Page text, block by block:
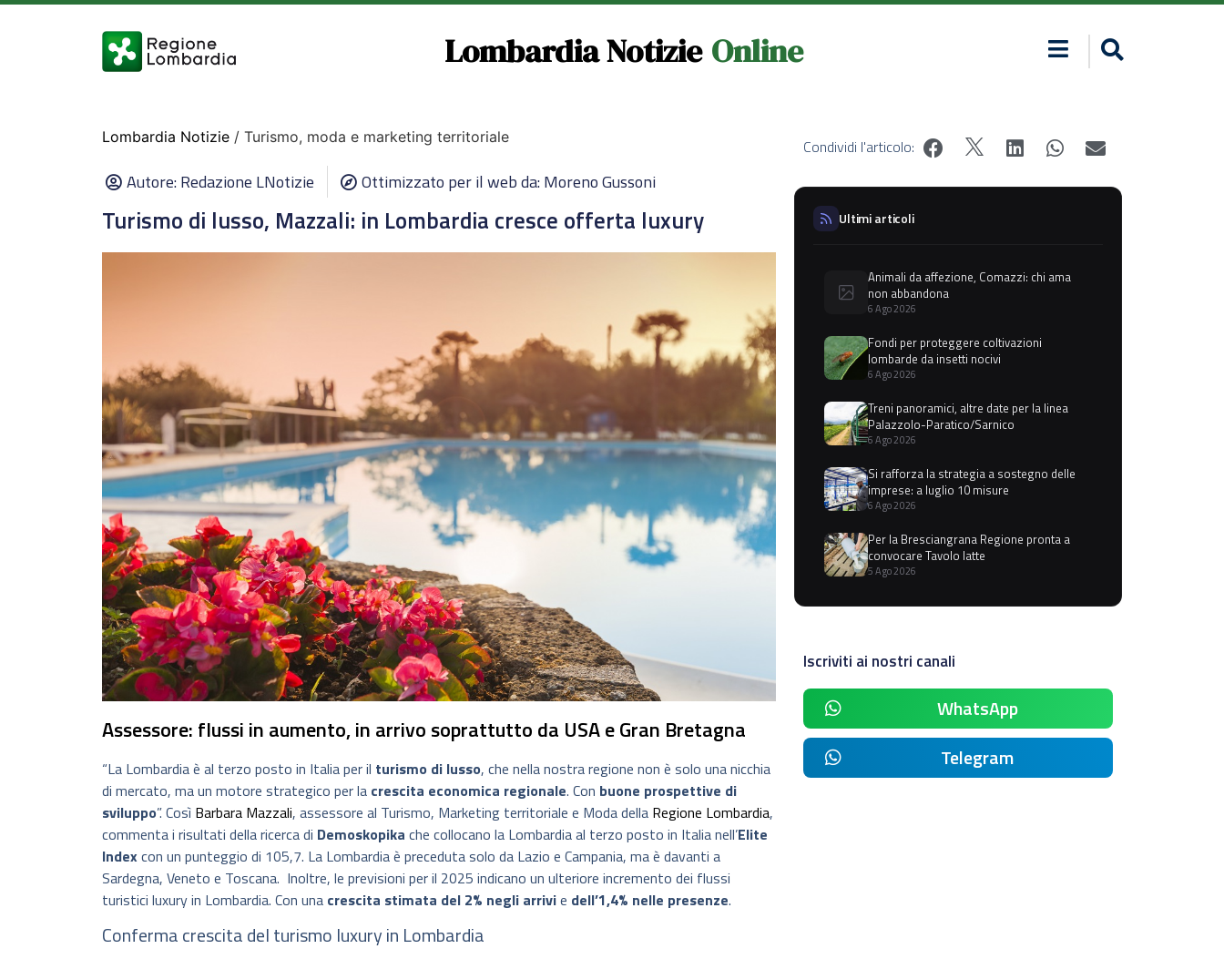
Lombardia Notizie Online
Lombardia Notizie / Turismo, moda e marketing territoriale
Autore:Redazione LNotizie Ottimizzato per il web da: Moreno Gussoni
Turismo di lusso, Mazzali: in Lombardia cresce offerta luxury
Assessore: flussi in aumento, in arrivo soprattutto da USA e Gran Bretagna
“La Lombardia è al terzo posto in Italia per il turismo di lusso, che nella nostra regione non è solo una nicchia
di mercato, ma un motore strategico per la crescita economica regionale. Con buone prospettive di
sviluppo”. Così Barbara Mazzali, assessore al Turismo, Marketing territoriale e Moda della Regione Lombardia,
commenta i risultati della ricerca di Demoskopika che collocano la Lombardia al terzo posto in Italia nell’Elite
Indexcon un punteggio di 105,7. La Lombardia è preceduta solo da Lazio e Campania, ma è davanti a
Sardegna, Veneto e Toscana. Inoltre, le previsioni per il 2025 indicano un ulteriore incremento dei flussi
turistici luxury in Lombardia. Con una crescita stimata del 2% negli arrivie dell’1,4% nelle presenze.
Conferma crescita del turismo luxury in Lombardia
Condividi l'articolo:
Ultimi articoli
Animali da affezione, Comazzi: chi ama
non abbandona
6 Ago 2026
Fondi per proteggere coltivazioni
lombarde da insetti nocivi
6 Ago 2026
Treni panoramici, altre date per la linea
Palazzolo-Paratico/Sarnico
6 Ago 2026
Si rafforza la strategia a sostegno delle
imprese: a luglio 10 misure
6 Ago 2026
Per la Bresciangrana Regione pronta a
convocare Tavolo latte
5 Ago 2026
Iscriviti ai nostri canali
WhatsApp
Telegram